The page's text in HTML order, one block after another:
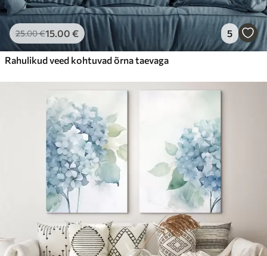
25.00€15.00 € 5
Rahulikud veed kohtuvad õrna taevaga